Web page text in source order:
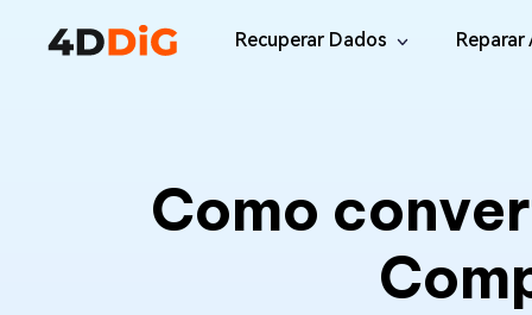
Recuperar Dados
Recuperar Arquivos Apagados de Mac
Reparar
Como